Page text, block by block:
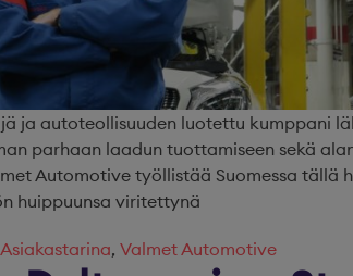
ja autoteollisuuden luotettu kumppani
parhaan laadun tuottamiseen sekä
Automotive työllistää Suomessa tällä
huippuunsa viritettynä
Asiakastarina, Valmet Automotive